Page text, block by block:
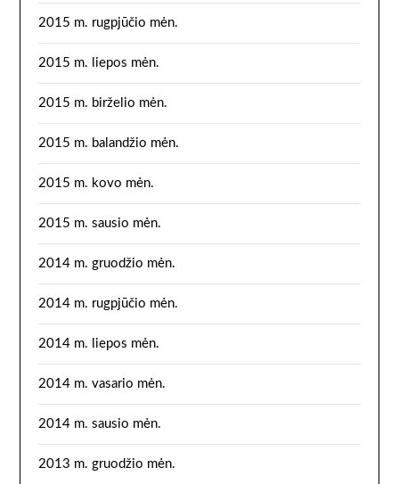
2015 m. rugpjūčio mėn.
2015 m. liepos mėn.
2015 m. birželio mėn.
2015 m. balandžio mėn.
2015 m. kovo mėn.
2015 m. sausio mėn.
2014 m. gruodžio mėn.
2014 m. rugpjūčio mėn.
2014 m. liepos mėn.
2014 m. vasario mėn.
2014 m. sausio mėn.
2013 m. gruodžio mėn.